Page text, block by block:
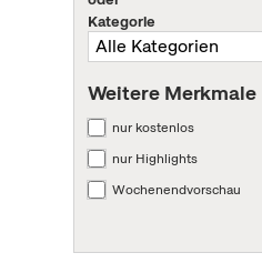
Kategorie
Weitere Merkmale
nur kostenlos
nur Highlights
Wochenendvorschau